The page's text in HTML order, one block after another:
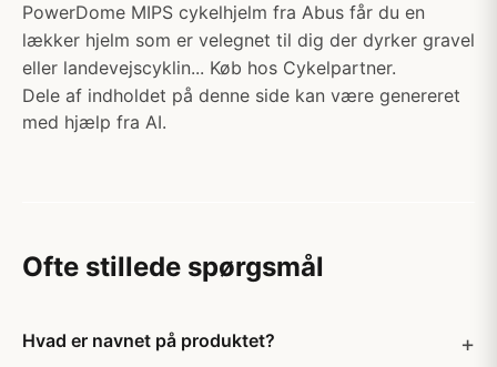
PowerDome MIPS cykelhjelm fra Abus får du en
lækker hjelm som er velegnet til dig der dyrker gravel
eller landevejscyklin... Køb hos Cykelpartner.
Dele af indholdet på denne side kan være genereret
med hjælp fra AI.
Ofte stillede spørgsmål
Hvad er navnet på produktet?